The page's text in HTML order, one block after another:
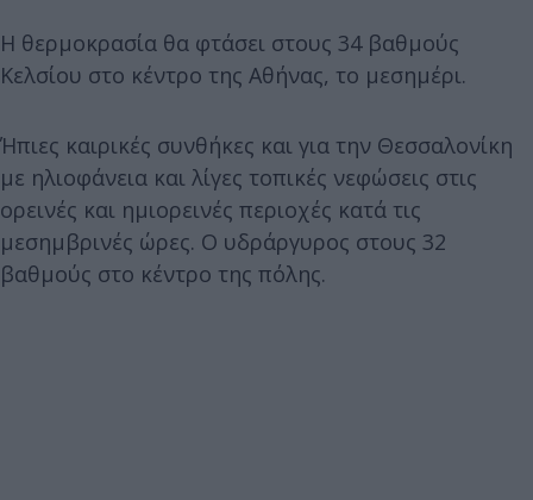
Η θερμοκρασία θα φτάσει στους 34 βαθμούς
Κελσίου στο κέντρο της Αθήνας, το μεσημέρι.
Ήπιες καιρικές συνθήκες και για την Θεσσαλονίκη
με ηλιοφάνεια και λίγες τοπικές νεφώσεις στις
ορεινές και ημιορεινές περιοχές κατά τις
μεσημβρινές ώρες. Ο υδράργυρος στους 32
βαθμούς στο κέντρο της πόλης.